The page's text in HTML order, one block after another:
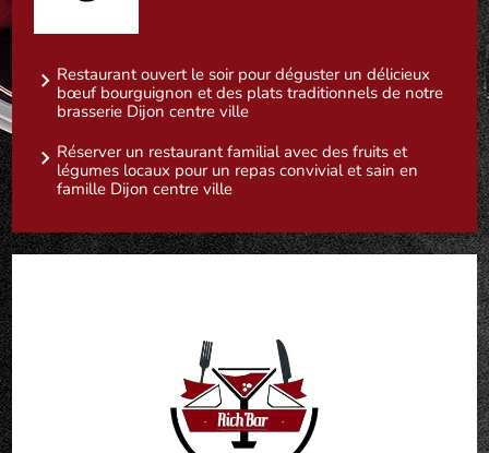
Restaurant ouvert le soir pour déguster un délicieux
bœuf bourguignon et des plats traditionnels de notre
brasserie Dijon centre ville
Réserver un restaurant familial avec des fruits et
légumes locaux pour un repas convivial et sain en
famille Dijon centre ville